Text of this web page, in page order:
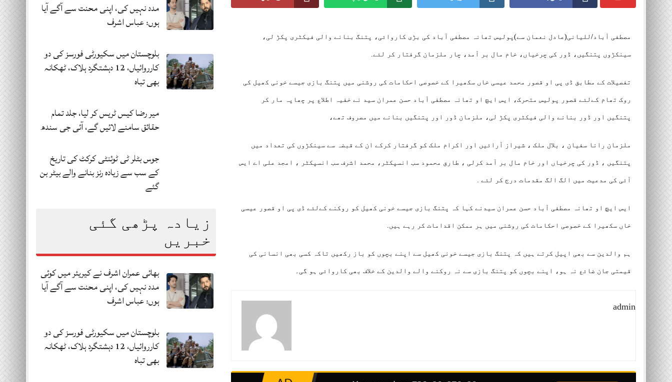
مدد نہیں کی، اپنی محنت سے آگے آیا
ہوں: عباس اشرف
بلوچستان میں سکیورٹی فورسز کی دو
کارروائیاں، 12 دہشتگرد ہلاک، ٹھکانہ
بھی تباہ
میر رضا کیس ٹریس کر لیا، جلد تمام
حقائق سامنے لائیں گے، آئی جی سندھ
جوس بٹلر ٹی ٹوئنٹی کرکٹ کی تاریخ
کے سب سے زیادہ رنز بنانے والے بیٹر بن
گئے
زیادہ پڑھی گئی
خبریں
بھائی عمران اشرف نے کیریئر میں کوئی
مدد نہیں کی، اپنی محنت سے آگے آیا
ہوں: عباس اشرف
بلوچستان میں سکیورٹی فورسز کی دو
کارروائیاں، 12 دہشتگرد ہلاک، ٹھکانہ
بھی تباہ
مصطفی آباد/للیانی(عادل نعمان سے)پولیس تھانہ مصطفی آباد کی بڑی کاروائی، پتنگ بنانے والی فیکٹری پکڑ لی،
سینکڑوں پتنگیں، ڈور کی چرخیاں، خام مال بر آمد، چار ملزمان گرفتار کر لئے.
تفصیلات کے مطابق ڈی پی او قصور محمد عیسی خاں سکھیرا کے خصوصی احکامات کی روشنی میں پتنگ بازی جیسے خونی کھیل کی
روک تھام کےلئے قصور پولیس متحرک، ایس ایچ او تھانہ مصطفی آباد حسن عمران سید نے خفیہ اطلاع پر چھاپہ مار کر
پتنگیں اور ڈور بنانے والی فیکٹری پکڑ لی، ملزمان ڈور اور پتنگیں بنانے میں مصروف تھے،
ملزمان رانا سفیان ، بلال ملک ، شیراز آرائیں اور اکرام ملک کو گرفتار کرکے ان کے قبضہ سے سینکڑوں کی تعداد میں
پتنگیں ، ڈور کی چرخیاں اور خام مال بر آمد کرلی ، طارق محمود سب انسپکٹر، محمد اشرف سب انسپکٹر ، امجد علی اے ایس
آئی کی مدعیت میں الگ الگ مقدمات درج کر لئے .
ایس ایچ او تھانہ مصطفی آباد حسن عمران سیدنے کہا کہ پتنگ بازی جیسے خونی کھیل کو روکنے کےلئے ڈی پی او قصور عیسی
خاں سکھیرا کے خصوصی احکامات کی روشنی میں ہر ممکن اقدامات کر رہے ہیں.
ہم والدین سے بھی اپیل کرتے ہیں کہ پتنگ بازی جیسے خونی کھیل سے اپنے بچوں کو باز رکھیں تاکہ کسی بھی انسانی کی
قیمتی جان ضائع نہ ہو، اپنے بچوں کو پتنگ بازی سے نہ روکنے والے والدین کے خلاف بھی کاروائی ہو گی۔
admin